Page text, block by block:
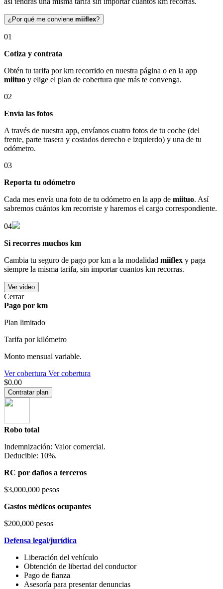
¿Por qué me conviene miiflex?
01
Cotiza y contrata
Obtén tu tarifa por km recorrido en nuestra página o en la app
miituo y elige el plan de cobertura que más te convenga.
02
Envía las fotos
A través de nuestra app, envíanos cuatro fotos de tu coche (del
frente, parte trasera y costados derecho e izquierdo) y una de tu
odómetro.
03
Reporta tu odómetro
Cada mes envía una foto de tu odómetro en la app de miituo. Así
sabremos cuántos km recorriste y haremos el cargo correspondiente.
04
Si recorres muchos km
Cambia tu seguro de pago por km a la modalidad miiflex y paga
siempre la misma tarifa, sin importar cuantos km recorras.
Ver video
Cerrar
Pago por km
Plan limitado
Tarifa por kilómetro
Monto mensual variable.
Ver cobertura Ver cobertura
$0.00
Contratar plan
Robo total
Indemnización: Valor comercial.
Deducible: 10%.
RC por daños a terceros
$3,000,000 pesos
Gastos médicos ocupantes
$200,000 pesos
Defensa legal/jurídica
Liberación del vehículo
Obtención de libertad del conductor
Pago de fianza
Asesoría para presentar denuncias